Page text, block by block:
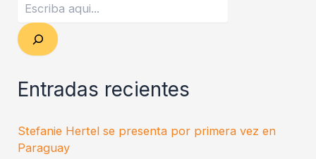
Entradas recientes
Stefanie Hertel se presenta por primera vez en
Paraguay